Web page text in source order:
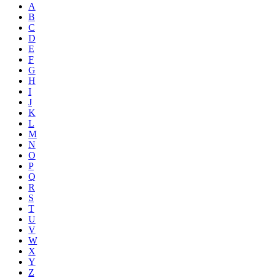
A
B
C
D
E
F
G
H
I
J
K
L
M
N
O
P
Q
R
S
T
U
V
W
X
Y
Z